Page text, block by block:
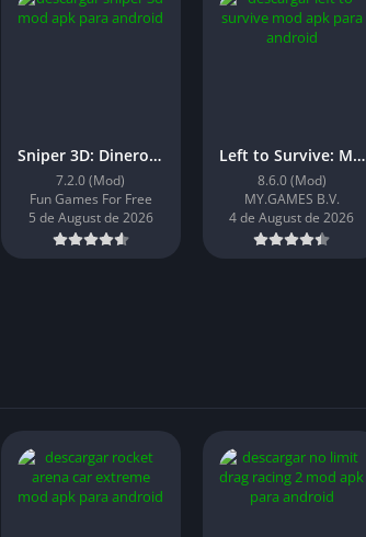
Sniper 3D: Dinero Infinito
7.2.0 (Mod)
Fun Games For Free
5 de August de 2026
Left to Survive: Munición Infinita
8.6.0 (Mod)
MY.GAMES B.V.
4 de August de 2026